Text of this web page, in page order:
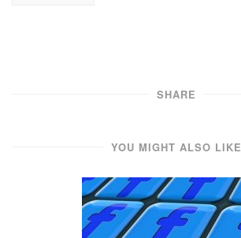
SHARE
YOU MIGHT ALSO LIKE